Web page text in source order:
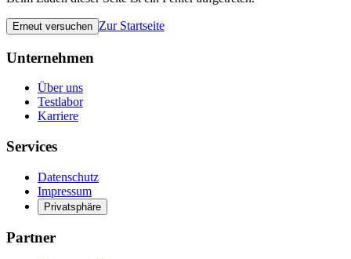
Erneut versuchen Zur Startseite
Unternehmen
Über uns
Testlabor
Karriere
Services
Datenschutz
Impressum
Privatsphäre
Partner